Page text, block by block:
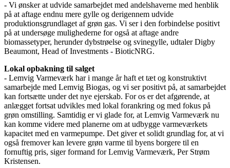
- Vi ønsker at udvide samarbejdet med andelshaverne med henblik
på at aftage endnu mere gylle og derigennem udvide
produktionsgrundlaget af grøn gas. Vi ser i den forbindelse positivt
på at undersøge mulighederne for også at aftage andre
biomassetyper, herunder dybstrøelse og svinegylle, udtaler Digby
Beaumont, Head of Investments - BioticNRG.
Lokal opbakning til salget
- Lemvig Varmeværk har i mange år haft et tæt og konstruktivt
samarbejde med Lemvig Biogas, og vi ser positivt på, at samarbejdet
kan fortsætte under det nye ejerskab. For os er det afgørende, at
anlægget fortsat udvikles med lokal forankring og med fokus på
grøn omstilling. Samtidig er vi glade for, at Lemvig Varmeværk nu
kan komme videre med planerne om at udbygge varmeværkets
kapacitet med en varmepumpe. Det giver et solidt grundlag for, at vi
også fremover kan levere grøn varme til byens borgere til en
fornuftig pris, siger formand for Lemvig Varmeværk, Per Strøm
Kristensen.